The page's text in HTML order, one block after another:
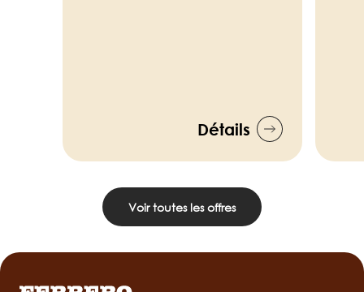
Détails
Voir toutes les offres